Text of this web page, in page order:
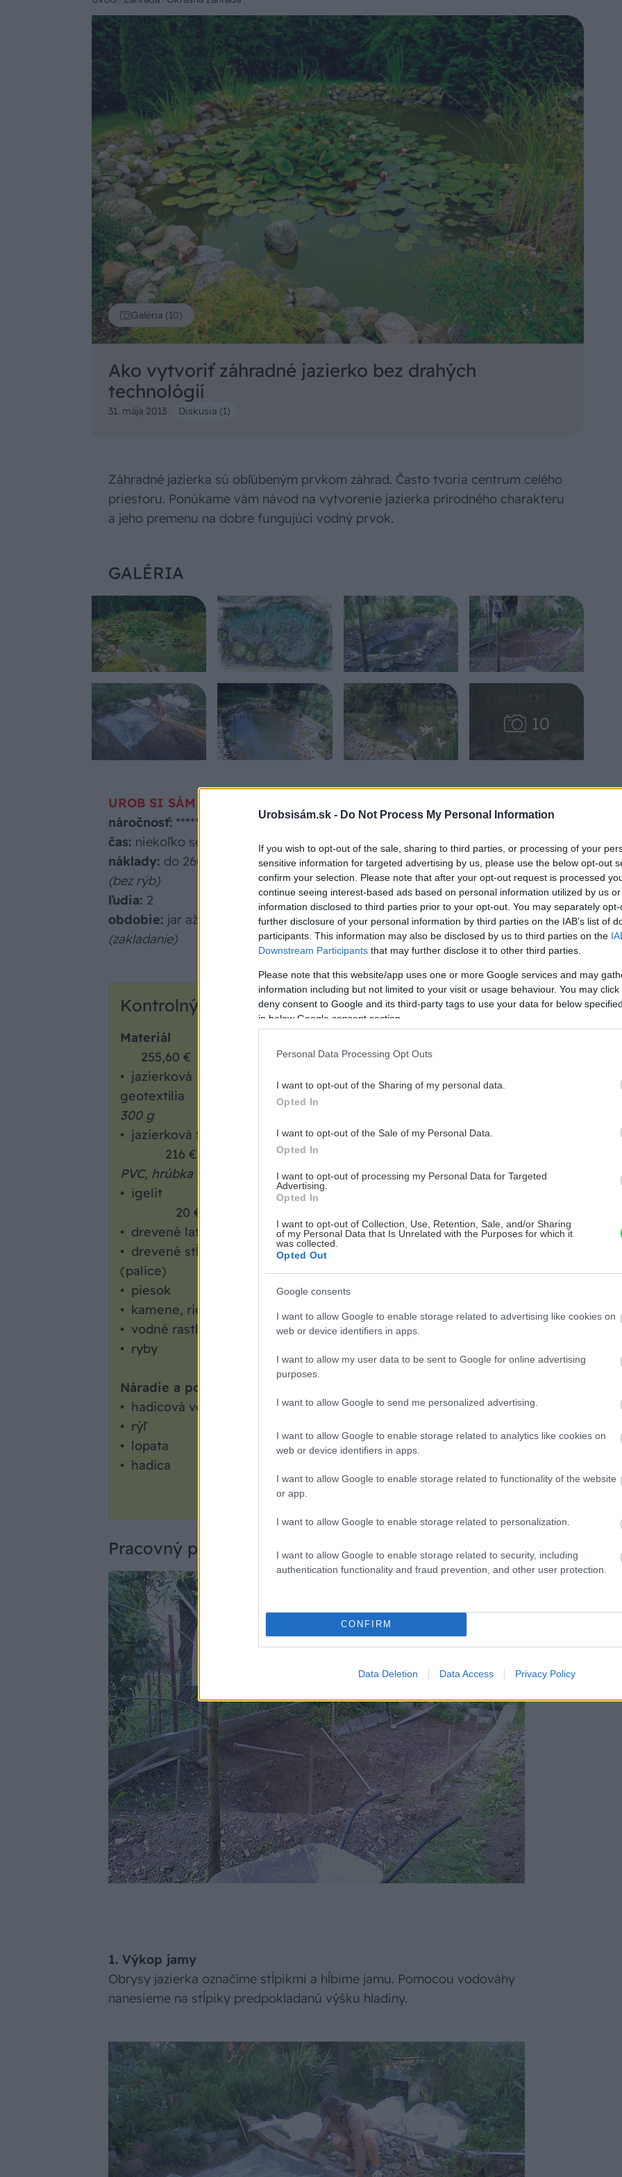
Urobsisám.sk - Do Not Process My Personal Information
If you wish to opt-out of the sale, sharing to third parties, or processing of your
sensitive information for targeted advertising by us, please use the below opt-out
confirm your selection. Please note that after your opt-out request is processed
continue seeing interest-based ads based on personal information utilized by us
information disclosed to third parties prior to your opt-out. You may separately
further disclosure of your personal information by third parties on the IAB’s list of
participants. This information may also be disclosed by us to third parties on the
Downstream Participants that may further disclose it to other third parties.
Please note that this website/app uses one or more Google services and may
information including but not limited to your visit or usage behaviour. You may
deny consent to Google and its third-party tags to use your data for below
in below Google consent section.
Personal Data Processing Opt Outs
I want to opt-out of the Sharing of my personal data.
Opted In
I want to opt-out of the Sale of my Personal Data.
Opted In
I want to opt-out of processing my Personal Data for Targeted
Advertising.
Opted In
I want to opt-out of Collection, Use, Retention, Sale, and/or Sharing
of my Personal Data that Is Unrelated with the Purposes for which it
was collected.
Opted Out
Google consents
I want to allow Google to enable storage related to advertising like cookies on
web or device identifiers in apps.
I want to allow my user data to be sent to Google for online advertising
purposes.
I want to allow Google to send me personalized advertising.
I want to allow Google to enable storage related to analytics like cookies on
web or device identifiers in apps.
I want to allow Google to enable storage related to functionality of the website
or app.
I want to allow Google to enable storage related to personalization.
I want to allow Google to enable storage related to security, including
authentication functionality and fraud prevention, and other user protection.
CONFIRM
Data Deletion Data Access Privacy Policy
Galéria (10)
Ako vytvoriť záhradné jazierko bez drahých
technológií
31. mája 2013 Diskusia (1)
Záhradné jazierka sú obľúbeným prvkom záhrad. Často tvoria centrum celého
priestoru. Ponúkame vám návod na vytvorenie jazierka prírodného charakteru
a jeho premenu na dobre fungujúci vodný prvok.
GALÉRIA
UROB SI SÁM
náročnosť: *****
čas: niekoľko sezón
náklady: do 260 €
(bez rýb)
ľudia: 2
obdobie: jar až leto
(zakladanie)
Kontrolný zoznam
Materiál
255,60 €
• jazierková
geotextília 19,60 €
300 g
• jazierková fólia
216 €
PVC, hrúbka 1 mm
• igelit
20 €
• drevené laty
• drevené stĺpiky
(palice)
• piesok
• kamene, riečny štrk
• vodné rastliny
• ryby
Náradie a pomôcky
• hadicová vodováha
• rýľ
• lopata
• hadica
Pracovný postup
1. Výkop jamy
Obrysy jazierka označíme stĺpikmi a hĺbime jamu. Pomocou vodováhy
nanesieme na stĺpiky predpokladanú výšku hladiny.